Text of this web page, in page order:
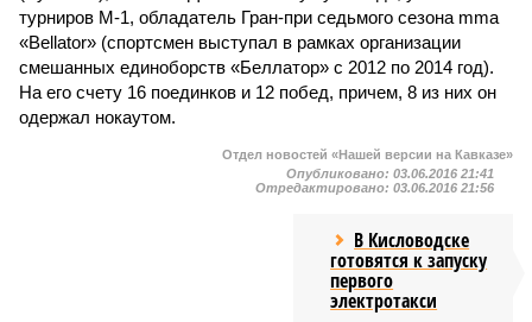
турниров М-1, обладатель Гран-при седьмого сезона mma
«Bellator» (спортсмен выступал в рамках организации
смешанных единоборств «Беллатор» с 2012 по 2014 год).
На его счету 16 поединков и 12 побед, причем, 8 из них он
одержал нокаутом.
Отдел новостей «Нашей версии на Кавказе»
Опубликовано: 03.06.2016 21:41
Отредактировано: 03.06.2016 21:56
В Кисловодске
готовятся к запуску
первого
электротакси